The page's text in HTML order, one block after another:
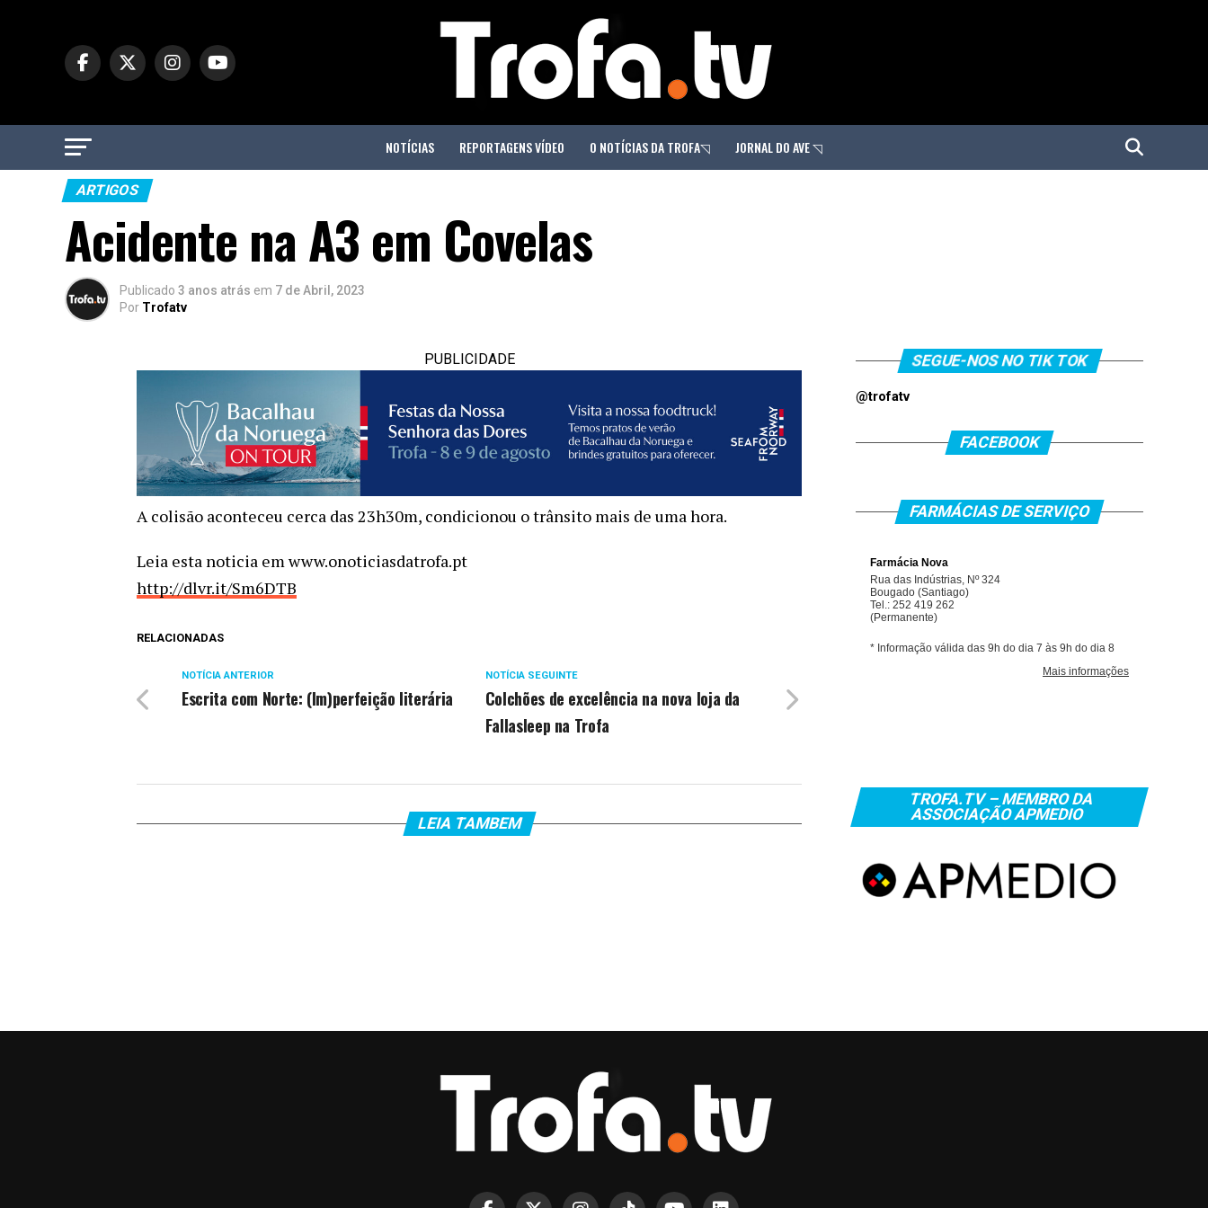
NOTÍCIAS REPORTAGENS VÍDEO O NOTÍCIAS DA TROFA◹ JORNAL DO AVE ◹
ARTIGOS
Acidente na A3 em Covelas
Publicado 3 anos atrás em 7 de Abril, 2023
Por Trofatv
PUBLICIDADE
A colisão aconteceu cerca das 23h30m, condicionou o trânsito mais de uma hora. ​
Leia esta noticia em www.onoticiasdatrofa.pt
http://dlvr.it/Sm6DTB
RELACIONADAS
NOTÍCIA SEGUINTE
Colchões de excelência na nova loja da
Fallasleep na Trofa
NOTÍCIA ANTERIOR
Escrita com Norte: (Im)perfeição literária
LEIA TAMBEM
SEGUE-NOS NO TIK TOK
@trofatv
FACEBOOK
FARMÁCIAS DE SERVIÇO
TROFA.TV – MEMBRO DA
ASSOCIAÇÃO APMEDIO